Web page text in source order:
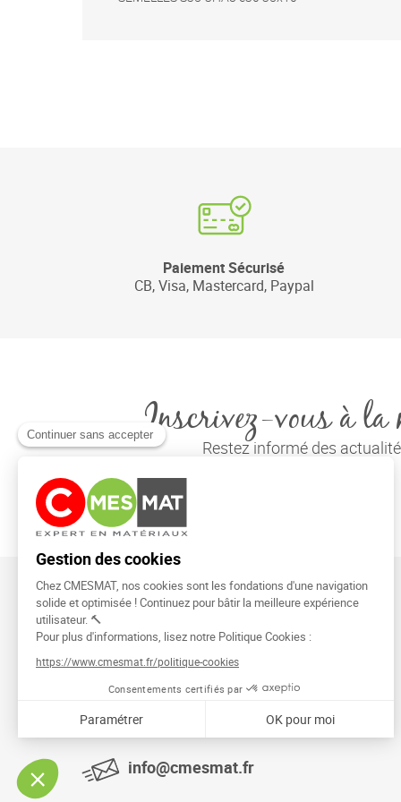
Paiement Sécurisé
CB, Visa, Mastercard, Paypal
Inscrivez-vous à la
Restez informé des
CMESMAT
91026 EVRY COURCOURONNES
info@cmesmat.fr